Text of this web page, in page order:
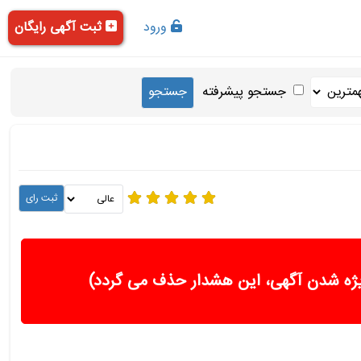
ورود ثبت آگهی رایگان
جستجو پیشرفته
شدن آگهی، این هشدار حذف می گردد)